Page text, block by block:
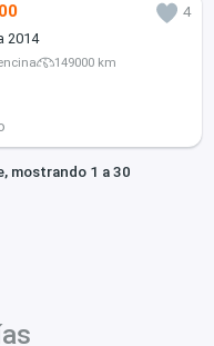
4
2014
149000 km
mostrando 1 a 30